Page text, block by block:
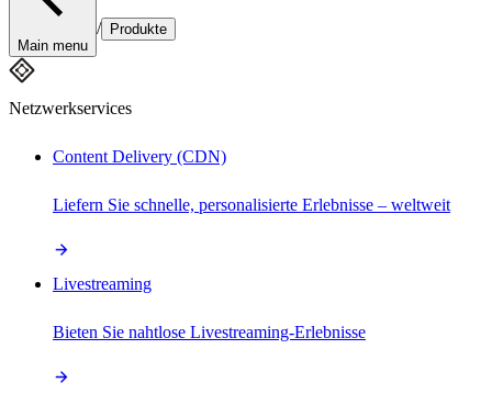
Main menu
/ Produkte
Netzwerkservices
Content Delivery (CDN)
Liefern Sie schnelle, personalisierte Erlebnisse – weltweit
Livestreaming
Bieten Sie nahtlose Livestreaming-Erlebnisse